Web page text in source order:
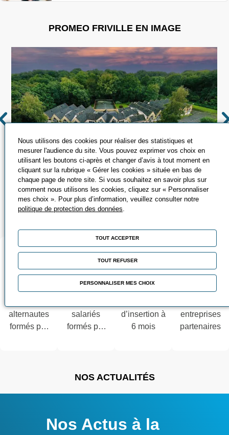
PROMEO FRIVILLE EN IMAGE
alternautes
formés par
salariés
formés par
d’insertion à
6 mois
entreprises
partenaires
NOS ACTUALITÉS
Nos Actus à la
Nous utilisons des cookies pour réaliser des statistiques et
mesurer l'audience du site. Vous pouvez exprimer vos choix en
utilisant les boutons ci-après et changer d’avis à tout moment en
cliquant sur la rubrique « Gérer les cookies » située en bas de
chaque page de notre site. Si vous souhaitez en savoir plus sur
comment nous utilisons les cookies, cliquez sur « Personnaliser
mes choix ». Pour plus d’information, veuillez consulter notre
politique de protection des données.
TOUT ACCEPTER
TOUT REFUSER
PERSONNALISER MES CHOIX